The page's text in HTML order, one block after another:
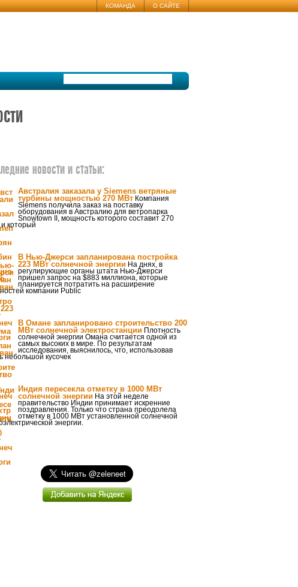
КОМАНДА О САЙТЕ
новости и статьи:
Австралия заказала у Siemens ветряные
турбины мощностью 270 МВт Компания
Siemens получила заказ на поставку
оборудования в Австралию для ветропарка
Snowtown II, мощность которого составит 270
который
В Нью-Джерси запланирована постройка
223 МВт солнечной энергии На днях, в
регулирующие органы штата Нью-Джерси
пришел запрос на $883 миллиона, которые
планируется потратить на расширение
компании Public
В Омане запланировано строительство 200
МВт солнечной электростанции Плотность
солнечной энергии Омана считается одной из
самых высоких в мире. По результатам
исследования, выяснилось, что, использовав
небольшой кусочек
Индия пересекла отметку в 1000 МВт
солнечной энергии На этой неделе
правительство Индии принимает искренние
поздравления. Только что страна преодолела
отметку в 1000 МВт установленной солнечной
энергии.